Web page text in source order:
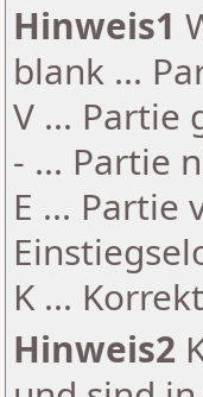
Hinweis1
blank ...
V ... Partie
- ... Partie
E ... Partie
K ...
Hinweis2